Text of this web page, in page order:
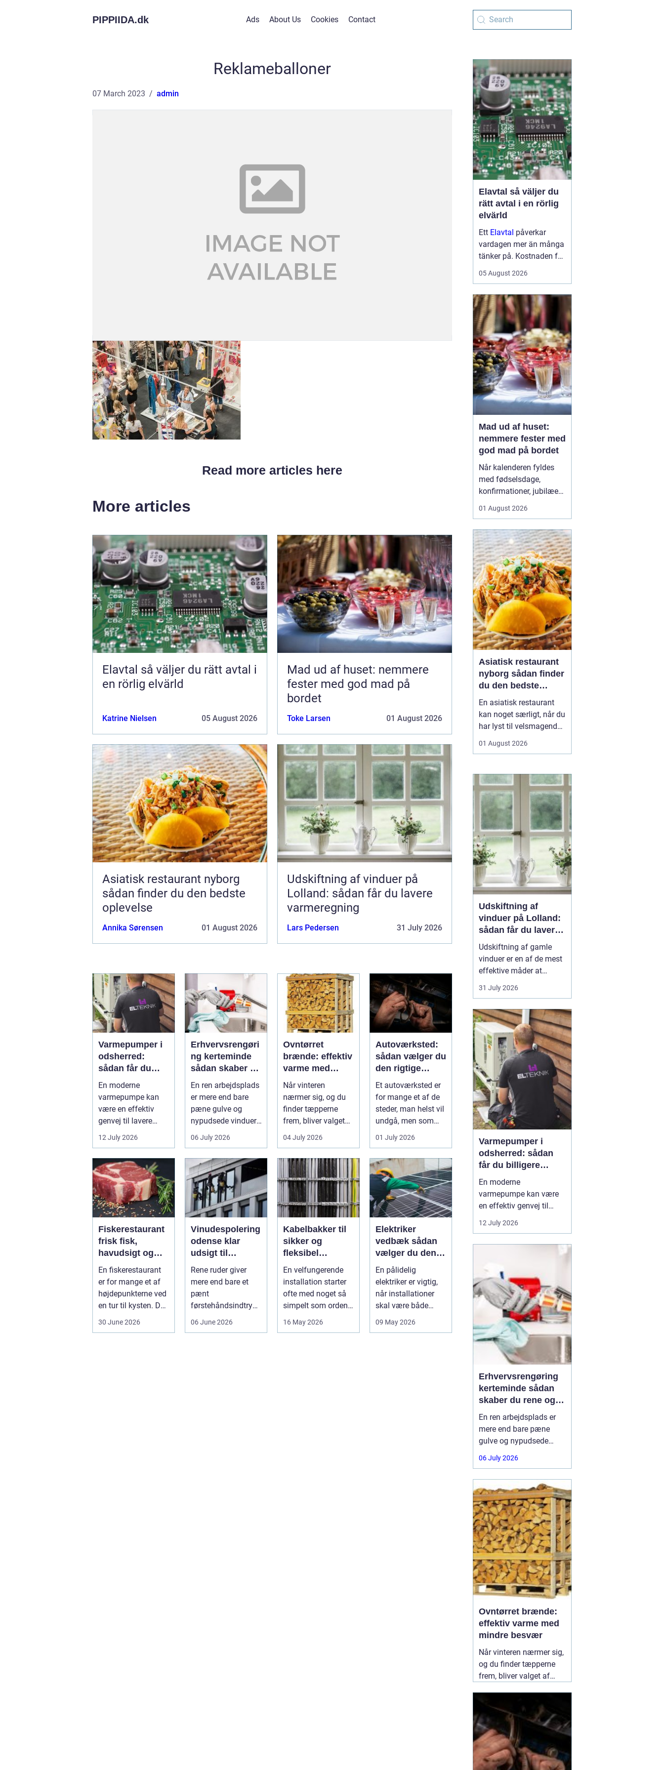
PIPPIIDA.dk Ads About Us Cookies Contact
Reklameballoner
07 March 2023 admin
Read more articles here
More articles
Elavtal så väljer du rätt avtal i
en rörlig elvärld
Katrine Nielsen 05 August 2026
Mad ud af huset: nemmere
fester med god mad på
bordet
Toke Larsen 01 August 2026
Asiatisk restaurant nyborg
sådan finder du den bedste
oplevelse
Annika Sørensen 01 August 2026
Udskiftning af vinduer på
Lolland: sådan får du lavere
varmeregning
Lars Pedersen 31 July 2026
Varmepumper i
odsherred:
sådan får du
billigere varme
indeklima
En moderne
varmepumpe kan
være en effektiv
genvej til lavere
varmeregning,
mindre CO2-udslip
og et s...
12 July 2026
Erhvervsrengøri
ng kerteminde
sådan skaber du
rene og trygge
rammer på
arbejdspladsen
En ren arbejdsplads
er mere end bare
pæne gulve og
nypudsede vinduer.
Rengøring påvirker
medarbejder...
06 July 2026
Ovntørret
brænde: effektiv
varme med
mindre besvær
Når vinteren
nærmer sig, og du
finder tæpperne
frem, bliver valget
af brænde pludselig
vigtigt. Mang...
04 July 2026
Autoværksted:
sådan vælger du
den rigtige
mekaniker
Et autoværksted er
for mange et af de
steder, man helst vil
undgå, men som
man alligevel...
01 July 2026
Fiskerestaurant
frisk fisk,
havudsigt og
afslappet
atmosfære
En fiskerestaurant
er for mange et af
højdepunkterne ved
en tur til kysten. Du
30 June 2026
Vinudespolering
odense klar
udsigt til
hverdag og
erhverv
Rene ruder giver
mere end bare et
pænt
førstehåndsindtryk.
06 June 2026
Kabelbakker til
sikker og
fleksibel
kabelføring
En velfungerende
installation starter
ofte med noget så
simpelt som orden i
strøm-, da...
16 May 2026
Elektriker
vedbæk sådan
vælger du den
rigtige fagmand
En pålidelig
elektriker er vigtig,
når installationer
skal være både
holdbare. I e...
09 May 2026
Elavtal så väljer du
rätt avtal i en rörlig
elvärld
Ett Elavtal påverkar
vardagen mer än många
tänker på. Kostnaden för
fakturan, utan styr också
när priserna svänger.
Samtidigt är
elmarknaden svå...
05 August 2026
Mad ud af huset:
nemmere fester med
god mad på bordet
Når kalenderen fyldes
med fødselsdage,
konfirmationer, jubilæer
kan køkkenet hurtigt
Mange vil gerne forkæle
gæsterne med god mad,
men uden at bruge
dagevis på...
01 August 2026
Asiatisk restaurant
nyborg sådan finder
du den bedste
oplevelse
En asiatisk restaurant
kan noget særligt, når du
har lyst til velsmagende
velkendte og alligevel
hverdagsmaden. I
Nyborg og omegn leder
mange efter gode steder,
hvor hele familien kan
spise sig mæt i sushi,
kin...
01 August 2026
Udskiftning af
vinduer på Lolland:
sådan får du lavere
varmeregning
Udskiftning af gamle
vinduer er en af de mest
effektive måder at
forbedre både komfort,
indeklima og
på Lolland. Mange huse
i området har stadig
ældre trævinduer med
enkelt- eller termorude...
31 July 2026
Varmepumper i
odsherred: sådan
får du billigere
varme og et bedre
En moderne
varmepumpe kan være
en effektiv genvej til
lavere varmeregning,
mindre CO2-udslip og et
stadig opvarmes med
olie, el-radiatorer eller
ældre fyr, kan skiftet til
varmepumpe mæ...
12 July 2026
Erhvervsrengøring
kerteminde sådan
skaber du rene og
trygge rammer på
arbejdspladsen
En ren arbejdsplads er
mere end bare pæne
gulve og nypudsede
vinduer. Rengøring
påvirker medarbejdernes
førstehåndsindtryk og
virksomhedens samlede
udtryk. I Kerteminde og
omegn vælger mange
virksomheder derfor
professionel
06 July 2026
Ovntørret brænde:
effektiv varme med
mindre besvær
Når vinteren nærmer sig,
og du finder tæpperne
frem, bliver valget af
forskel på, hvor nemt
brænde antændes, hvor
længe det brænder, og
hvor meget røg det giver.
Her skiller04 July 2026